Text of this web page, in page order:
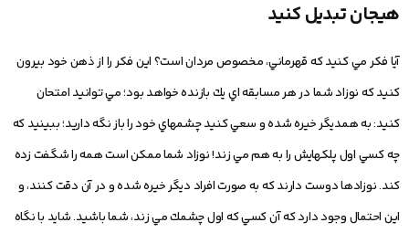
هیجان تبديل كنيد
آيا فكر مي كنيد كه قهرماني، مخصوص مردان است؟ اين فكر را از ذهن خود بيرون
كنيد كه نوزاد شما در هر مسابقه اي يك بازنده خواهد بود؛ مي توانيد امتحان
كنيد: به همديگر خيره شده و سعي كنيد چشمهاي خود را باز نگه داريد؛ ببينيد كه
چه كسي اول پلكهايش را به هم مي زند! نوزاد شما ممكن است همه را شگفت زده
كند. نوزادها دوست دارند كه به صورت افراد ديگر خيره شده و در آن دقت كنند، و
اين احتمال وجود دارد كه آن كسي كه اول چشمك مي زند، شما باشيد. شايد با نگاه